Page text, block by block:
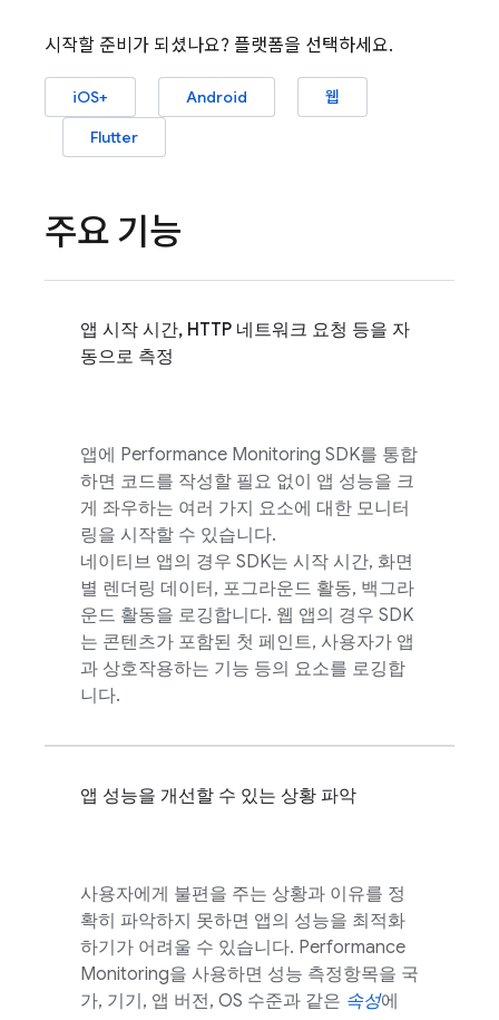
시작할 준비가 되셨나요? 플랫폼을 선택하세요.
iOS+ Android
웹
Flutter
주요 기능
앱 시작 시간, HTTP 네트워크 요청 등을 자
동으로 측정
앱에 Performance Monitoring SDK를 통합
하면 코드를 작성할 필요 없이 앱 성능을 크
게 좌우하는 여러 가지 요소에 대한 모니터
링을 시작할 수 있습니다.
네이티브 앱의 경우 SDK는 시작 시간, 화면
별 렌더링 데이터, 포그라운드 활동, 백그라
운드 활동을 로깅합니다. 웹 앱의 경우 SDK
는 콘텐츠가 포함된 첫 페인트, 사용자가 앱
과 상호작용하는 기능 등의 요소를 로깅합
니다.
앱 성능을 개선할 수 있는 상황 파악
사용자에게 불편을 주는 상황과 이유를 정
확히 파악하지 못하면 앱의 성능을 최적화
하기가 어려울 수 있습니다. Performance
Monitoring을 사용하면 성능 측정항목을 국
가, 기기, 앱 버전, OS 수준과 같은 속성에